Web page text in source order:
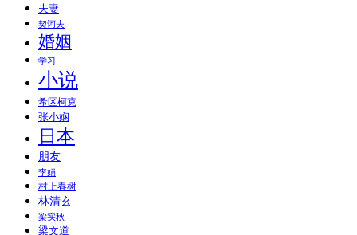
夫妻
契诃夫
婚姻
学习
小说
希区柯克
张小娴
日本
朋友
李娟
村上春树
林清玄
梁实秋
梁文道